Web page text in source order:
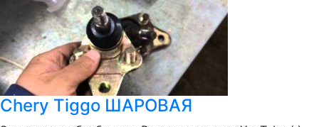
Chery Tiggo ШАРОВАЯ